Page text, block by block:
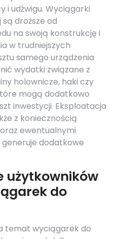
i udźwigu. Wyciągarki
droższe od
na swoją konstrukcję i
w trudniejszych
samego urządzenia
wydatki związane z
holownicze, haki czy
mogą dodatkowo
inwestycji. Eksploatacja
z koniecznością
ewentualnymi
dodatkowe
użytkowników
do
temat wyciągarek do